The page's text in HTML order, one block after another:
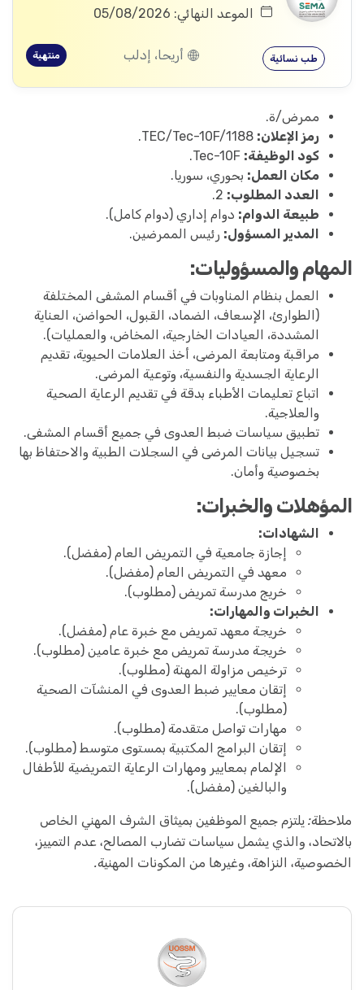
الموعد النهائي: 05/08/2026
طب نسائية أريحا، إدلب منتهية
ممرض/ة.
رمز الإعلان:
كود الوظيفة:
مكان العمل: بحوري، سوريا.
العدد المطلوب:
طبيعة الدوام: دوام إداري (دوام كامل).
المدير المسؤول: رئيس الممرضين.
المهام والمسؤوليات:
العمل بنظام المناوبات في أقسام المشفى المختلفة
(الطوارئ، الإسعاف، الضماد، القبول، الحواضن، العناية
المشددة، العيادات الخارجية، المخاض، والعمليات).
مراقبة ومتابعة المرضى، أخذ العلامات الحيوية، تقديم
الرعاية الجسدية والنفسية، وتوعية المرضى.
اتباع تعليمات الأطباء بدقة في تقديم الرعاية الصحية
والعلاجية.
تطبيق سياسات ضبط العدوى في جميع أقسام المشفى.
تسجيل بيانات المرضى في السجلات الطبية والاحتفاظ بها
بخصوصية وأمان.
المؤهلات والخبرات:
الشهادات:
إجازة جامعية في التمريض العام (مفضل).
معهد في التمريض العام (مفضل).
خريج مدرسة تمريض (مطلوب).
الخبرات والمهارات:
خريجة معهد تمريض مع خبرة عام (مفضل).
خريجة مدرسة تمريض مع خبرة عامين (مطلوب).
ترخيص مزاولة المهنة (مطلوب).
إتقان معايير ضبط العدوى في المنشآت الصحية
(مطلوب).
مهارات تواصل متقدمة (مطلوب).
إتقان البرامج المكتبية بمستوى متوسط (مطلوب).
الإلمام بمعايير ومهارات الرعاية التمريضية للأطفال
والبالغين (مفضل).
ملاحظة: يلتزم جميع الموظفين بميثاق الشرف المهني الخاص
بالاتحاد، والذي يشمل سياسات تضارب المصالح، عدم التمييز،
الخصوصية، النزاهة، وغيرها من المكونات المهنية.